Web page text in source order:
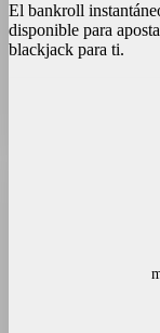
El bankroll
disponible para
blackjack para ti.